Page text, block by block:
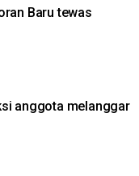
Baru tewas
anggota melanggar